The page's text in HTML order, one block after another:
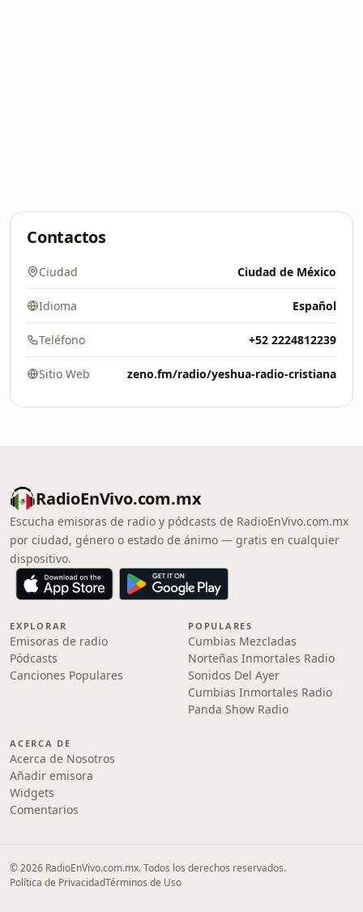
Contactos
Ciudad Ciudad de México
Idioma Español
Teléfono +52 2224812239
Sitio Web zeno.fm/radio/yeshua-radio-cristiana
RadioEnVivo.com.mx
Escucha emisoras de radio y pódcasts de RadioEnVivo.com.mx
por ciudad, género o estado de ánimo — gratis en cualquier
dispositivo.
EXPLORAR
Emisoras de radio
Pódcasts
Canciones Populares
POPULARES
Cumbias Mezcladas
Norteñas Inmortales Radio
Sonidos Del Ayer
Cumbias Inmortales Radio
Panda Show Radio
ACERCA DE
Acerca de Nosotros
Añadir emisora
Widgets
Comentarios
© 2026 RadioEnVivo.com.mx. Todos los derechos reservados.
Política de PrivacidadTérminos de Uso